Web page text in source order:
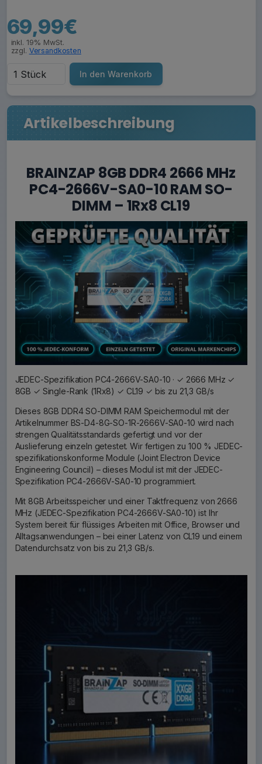
69,99€
inkl. 19% MwSt.
zzgl. Versandkosten
In den Warenkorb
Artikelbeschreibung
BRAINZAP 8GB DDR4 2666 MHz
PC4-2666V-SA0-10 RAM SO-
DIMM – 1Rx8 CL19
JEDEC-Spezifikation PC4-2666V-SA0-10 · ✓ 2666 MHz ✓
8GB ✓ Single-Rank (1Rx8) ✓ CL19 ✓ bis zu 21,3 GB/s
Dieses 8GB DDR4 SO-DIMM RAM Speichermodul mit der
Artikelnummer BS-D4-8G-SO-1R-2666V-SA0-10 wird nach
strengen Qualitätsstandards gefertigt und vor der
Auslieferung einzeln getestet. Wir fertigen zu 100 % JEDEC-
spezifikationskonforme Module (Joint Electron Device
Engineering Council) – dieses Modul ist mit der JEDEC-
Spezifikation PC4-2666V-SA0-10 programmiert.
Mit 8GB Arbeitsspeicher und einer Taktfrequenz von 2666
MHz (JEDEC-Spezifikation PC4-2666V-SA0-10) ist Ihr
System bereit für flüssiges Arbeiten mit Office, Browser und
Alltagsanwendungen – bei einer Latenz von CL19 und einem
Datendurchsatz von bis zu 21,3 GB/s.